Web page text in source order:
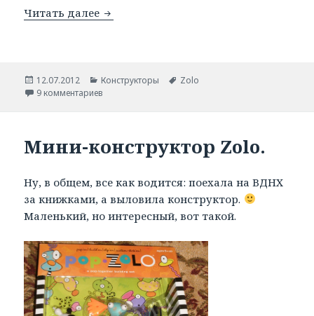
Читать далее Зоо из Zolo.
Опубликовано
12.07.2012 Рубрики
Конструкторы Метки
Zolo
9 комментариев
Мини-конструктор Zolo.
Ну, в общем, все как водится: поехала на ВДНХ
за книжками, а выловила конструктор.
Маленький, но интересный, вот такой.